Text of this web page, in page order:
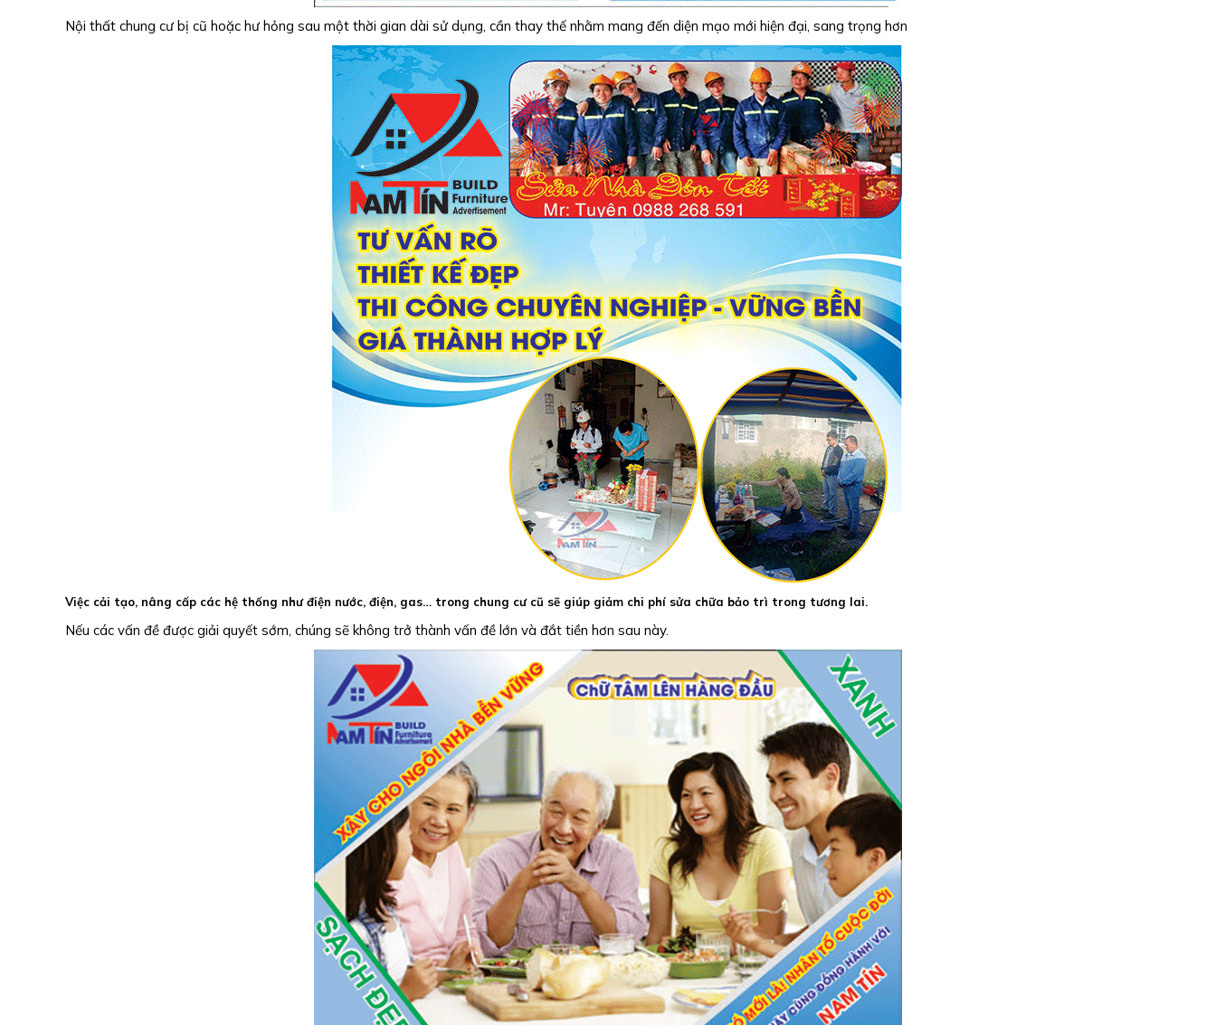
Nội thất chung cư bị cũ hoặc hư hỏng sau một thời gian dài sử dụng, cần thay thế nhằm mang đến diện mạo mới hiện đại, sang trọng hơn
Việc cải tạo, nâng cấp các hệ thống như điện nước, điện, gas… trong chung cư cũ sẽ giúp giảm chi phí sửa chữa bảo trì trong tương lai.
Nếu các vấn đề được giải quyết sớm, chúng sẽ không trở thành vấn đề lớn và đắt tiền hơn sau này.